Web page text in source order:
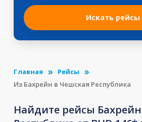
Искать рейсы
Главная
Рейсы
Из Бахрейн в Чешская Республика
Найдите рейсы